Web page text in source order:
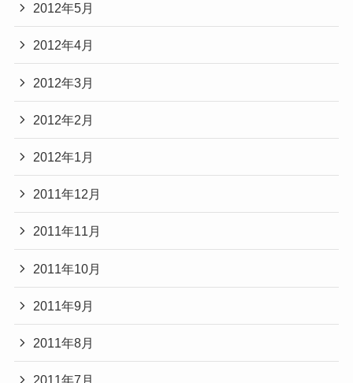
2012年5月
2012年4月
2012年3月
2012年2月
2012年1月
2011年12月
2011年11月
2011年10月
2011年9月
2011年8月
2011年7月